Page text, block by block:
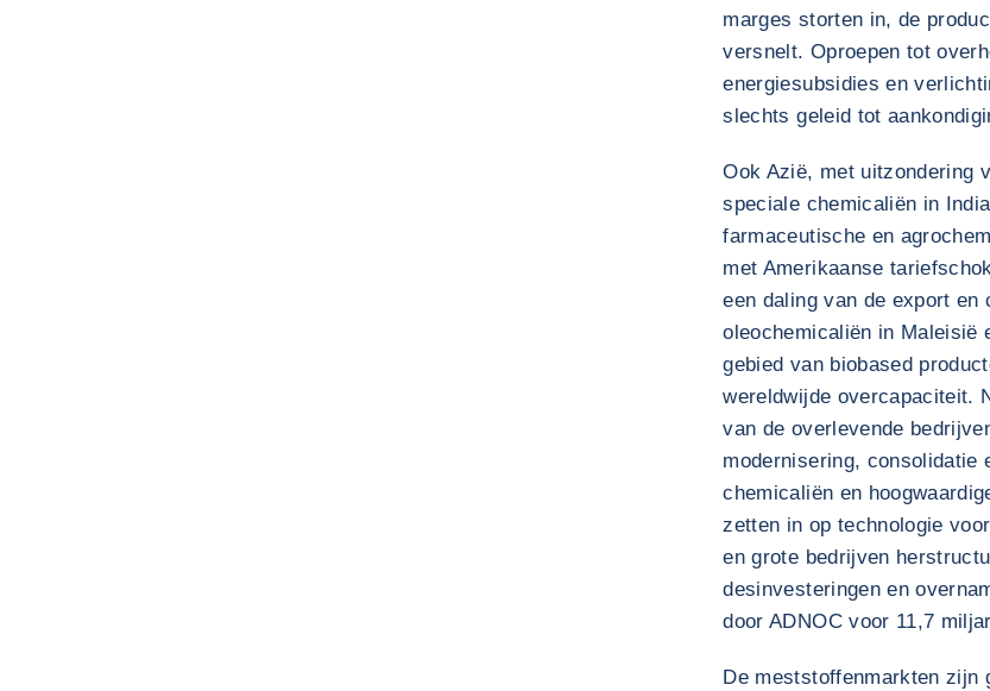
marges storten in, de
versnelt. Oproepen tot
energiesubsidies en
slechts geleid tot
Ook Azië, met uitzondering
speciale chemicaliën in
farmaceutische en
met Amerikaanse
een daling van de export
oleochemicaliën in Maleisië
gebied van biobased
wereldwijde overcapaciteit.
van de overlevende
modernisering, consolidatie
chemicaliën en
zetten in op technologie
en grote bedrijven
desinvesteringen en
door ADNOC voor 11,7
De meststoffenmarkten zijn